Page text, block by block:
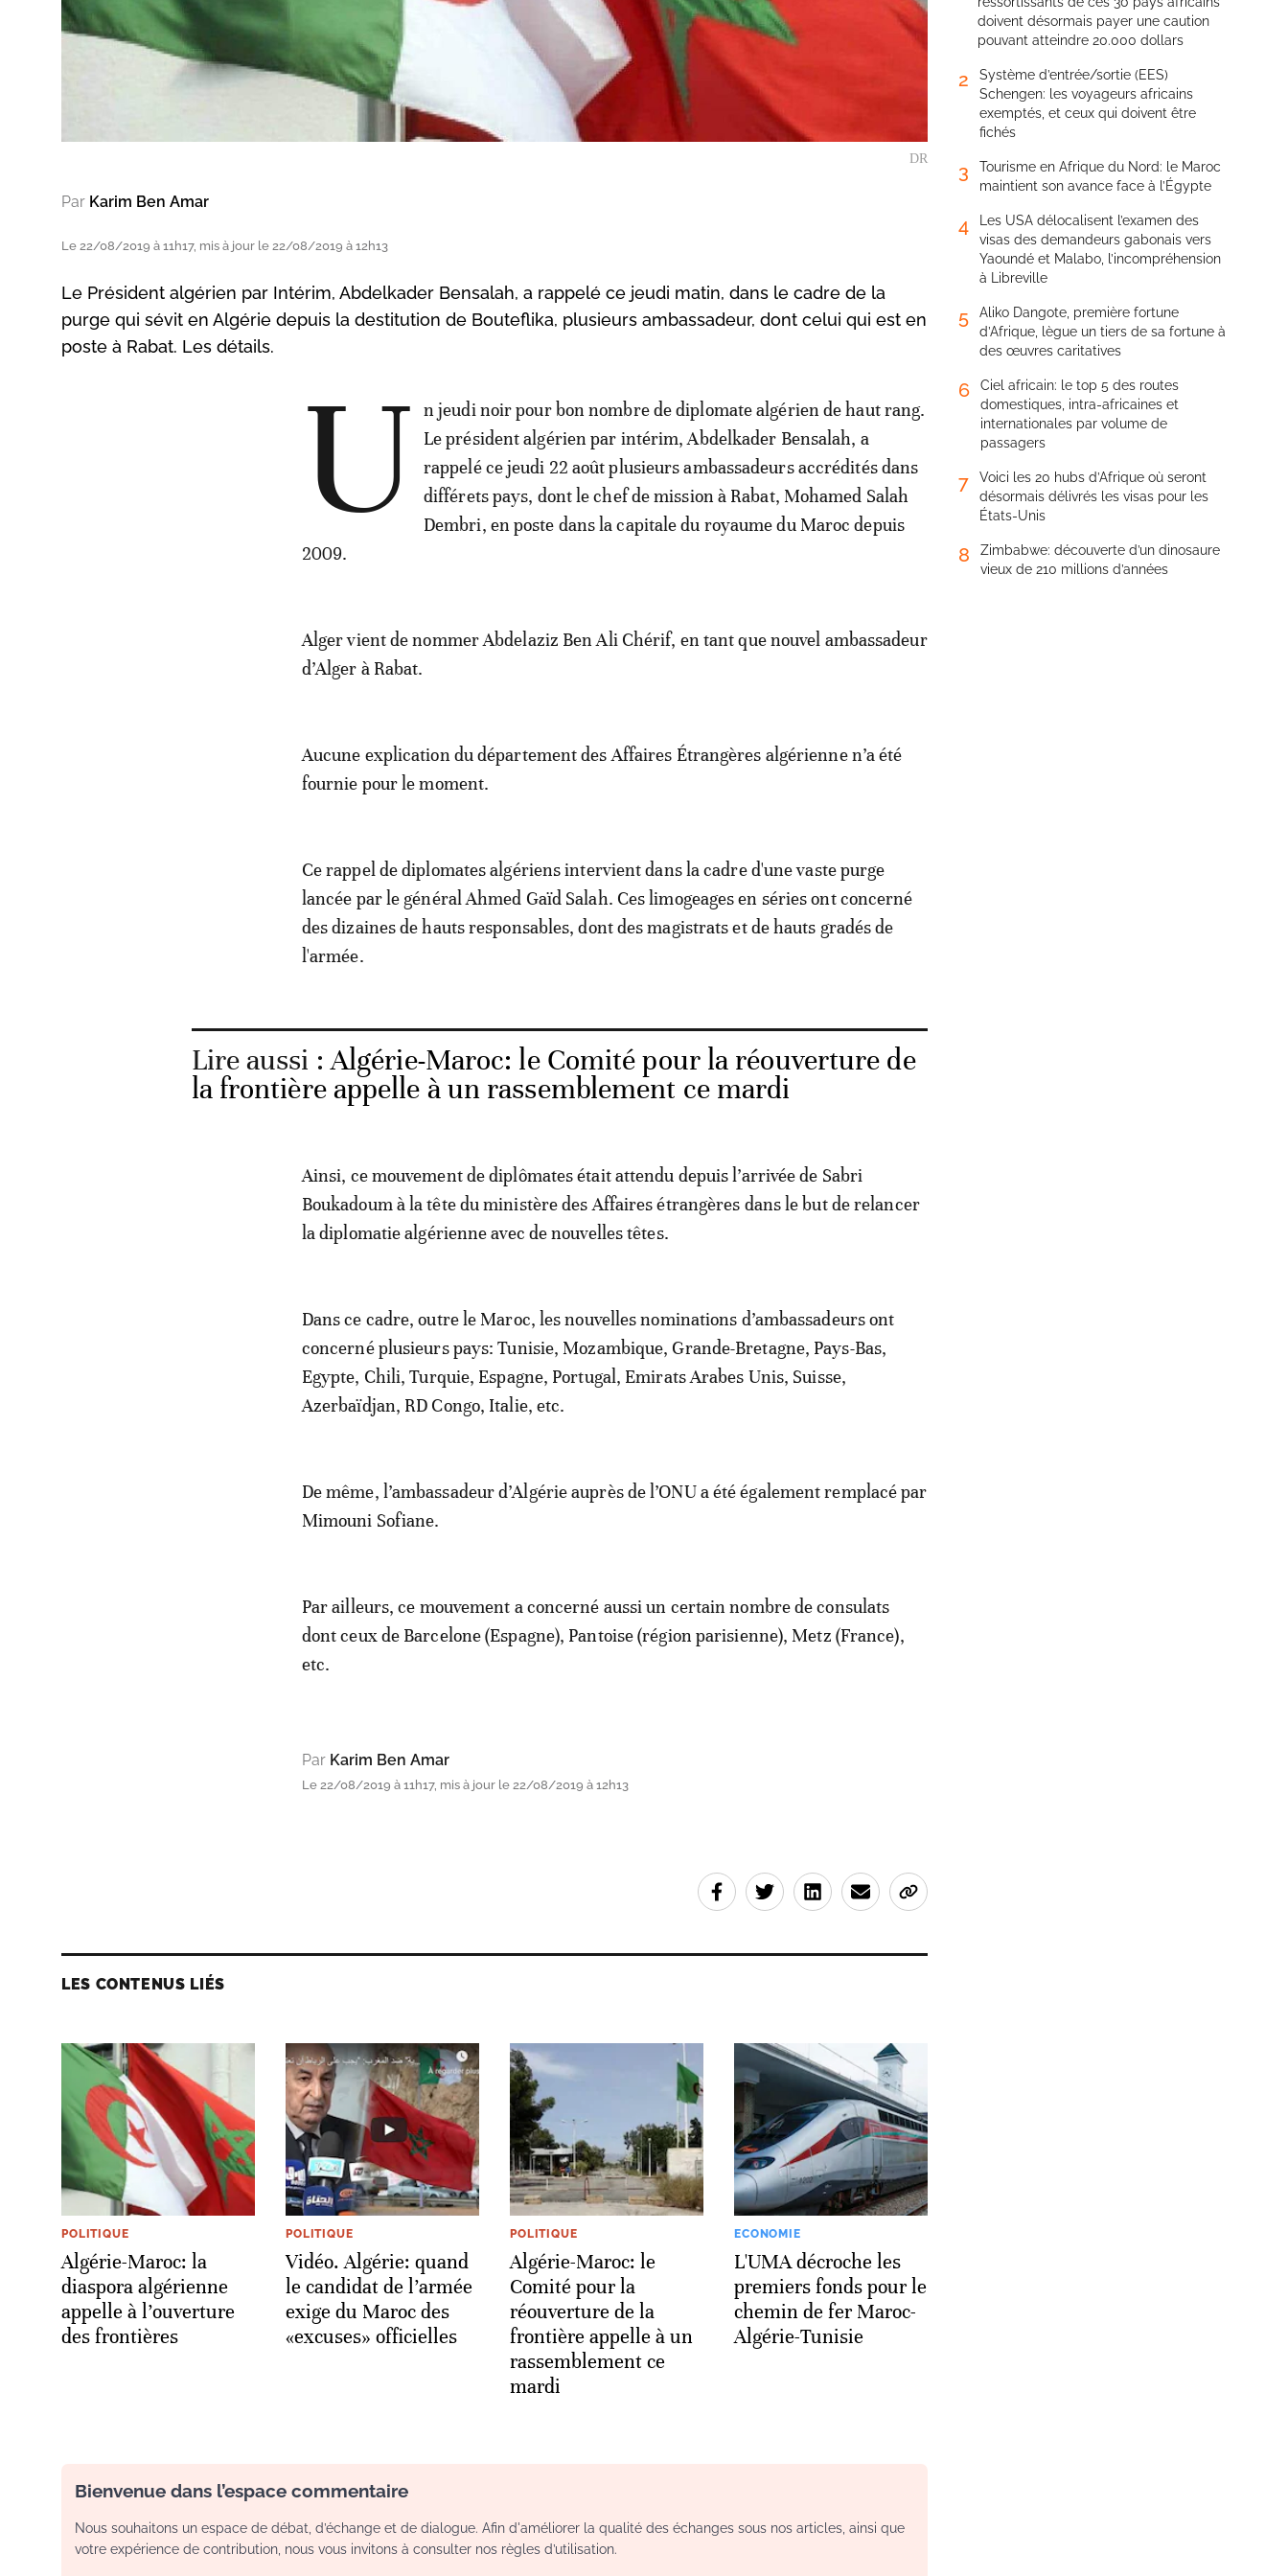
DR
Par Karim Ben Amar
Le 22/08/2019 à 11h17, mis à jour le 22/08/2019 à 12h13
Le Président algérien par Intérim, Abdelkader Bensalah, a rappelé ce jeudi matin, dans le cadre de la
purge qui sévit en Algérie depuis la destitution de Bouteflika, plusieurs ambassadeur, dont celui qui est en
poste à Rabat. Les détails.
U
n jeudi noir pour bon nombre de diplomate algérien de haut rang.
Le président algérien par intérim, Abdelkader Bensalah, a
rappelé ce jeudi 22 août plusieurs ambassadeurs accrédités dans
différets pays, dont le chef de mission à Rabat, Mohamed Salah
Dembri, en poste dans la capitale du royaume du Maroc depuis
2009.
Alger vient de nommer Abdelaziz Ben Ali Chérif, en tant que nouvel ambassadeur
d’Alger à Rabat.
Aucune explication du département des Affaires Étrangères algérienne n’a été
fournie pour le moment.
Ce rappel de diplomates algériens intervient dans la cadre d'une vaste purge
lancée par le général Ahmed Gaïd Salah. Ces limogeages en séries ont concerné
des dizaines de hauts responsables, dont des magistrats et de hauts gradés de
l'armée.
Lire aussi :Algérie-Maroc: le Comité pour la réouverture de
la frontière appelle à un rassemblement ce mardi
Ainsi, ce mouvement de diplômates était attendu depuis l’arrivée de Sabri
Boukadoum à la tête du ministère des Affaires étrangères dans le but de relancer
la diplomatie algérienne avec de nouvelles têtes.
Dans ce cadre, outre le Maroc, les nouvelles nominations d’ambassadeurs ont
concerné plusieurs pays: Tunisie, Mozambique, Grande-Bretagne, Pays-Bas,
Egypte, Chili, Turquie, Espagne, Portugal, Emirats Arabes Unis, Suisse,
Azerbaïdjan, RD Congo, Italie, etc.
De même, l’ambassadeur d’Algérie auprès de l’ONU a été également remplacé par
Mimouni Sofiane.
Par ailleurs, ce mouvement a concerné aussi un certain nombre de consulats
dont ceux de Barcelone (Espagne), Pantoise (région parisienne), Metz (France),
etc.
Par Karim Ben Amar
Le 22/08/2019 à 11h17, mis à jour le 22/08/2019 à 12h13
LES CONTENUS LIÉS
POLITIQUE
Algérie-Maroc: la
diaspora algérienne
appelle à l’ouverture
des frontières
POLITIQUE
Vidéo. Algérie: quand
le candidat de l’armée
exige du Maroc des
«excuses» officielles
POLITIQUE
Algérie-Maroc: le
Comité pour la
réouverture de la
frontière appelle à un
rassemblement ce
mardi
ECONOMIE
L'UMA décroche les
premiers fonds pour le
chemin de fer Maroc-
Algérie-Tunisie
Bienvenue dans l’espace commentaire
Nous souhaitons un espace de débat, d’échange et de dialogue. Afin d'améliorer la qualité des échanges sous nos articles, ainsi que
votre expérience de contribution, nous vous invitons à consulter nos règles d’utilisation.
doivent désormais payer une caution
pouvant atteindre 20.000 dollars
2
Système d’entrée/sortie (EES)
Schengen: les voyageurs africains
exemptés, et ceux qui doivent être
fichés
3
Tourisme en Afrique du Nord: le Maroc
maintient son avance face à l’Égypte
4
Les USA délocalisent l’examen des
visas des demandeurs gabonais vers
Yaoundé et Malabo, l’incompréhension
à Libreville
5
Aliko Dangote, première fortune
d’Afrique, lègue un tiers de sa fortune à
des œuvres caritatives
6
Ciel africain: le top 5 des routes
domestiques, intra-africaines et
internationales par volume de
passagers
7
Voici les 20 hubs d’Afrique où seront
désormais délivrés les visas pour les
États-Unis
8
Zimbabwe: découverte d’un dinosaure
vieux de 210 millions d’années